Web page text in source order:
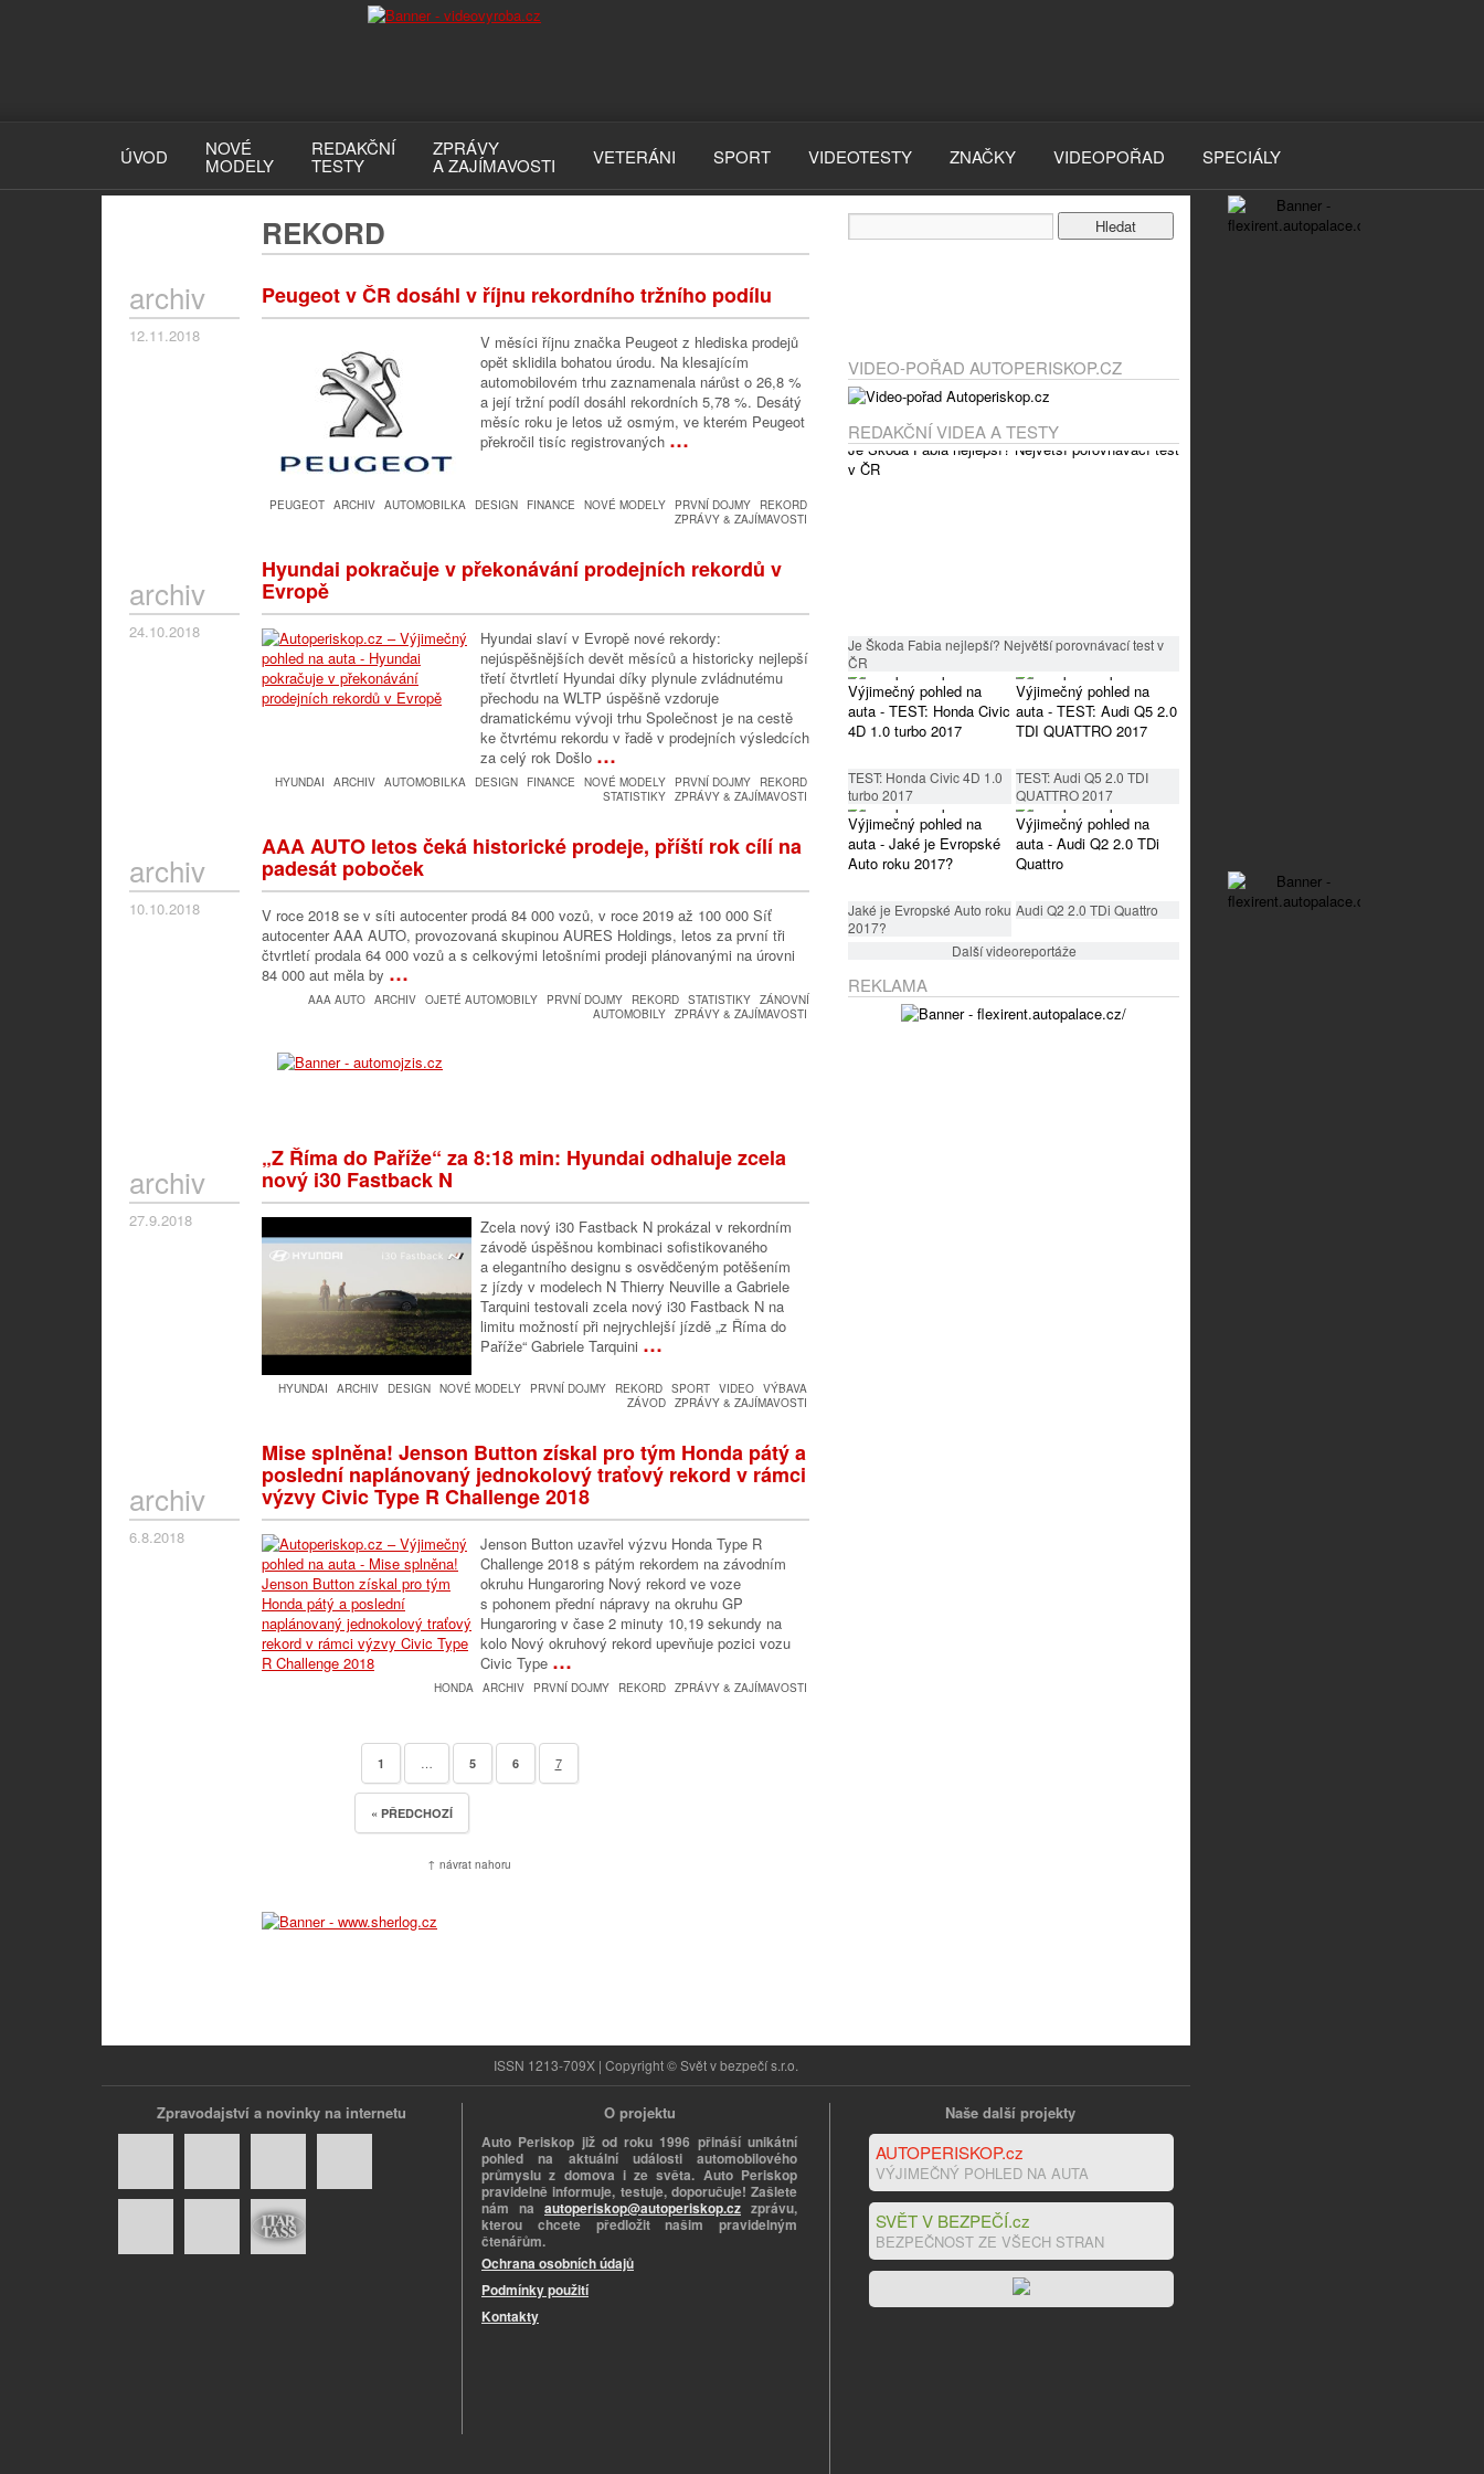
ÚVOD NOVÉ
MODELY
REDAKČNÍ
TESTY
ZPRÁVY
A ZAJÍMAVOSTI VETERÁNI SPORT VIDEOTESTY ZNAČKY VIDEOPOŘAD SPECIÁLY
REKORD
Peugeot v ČR dosáhl v říjnu rekordního tržního podílu
archiv
12.11.2018
V měsíci říjnu značka Peugeot z hlediska prodejů
opět sklidila bohatou úrodu. Na klesajícím
automobilovém trhu zaznamenala nárůst o 26,8 %
a její tržní podíl dosáhl rekordních 5,78 %. Desátý
měsíc roku je letos už osmým, ve kterém Peugeot
překročil tisíc registrovaných …
PEUGEOT ARCHIV AUTOMOBILKA DESIGN FINANCE NOVÉ MODELY PRVNÍ DOJMY
REKORD
ZPRÁVY & ZAJÍMAVOSTI
Hyundai pokračuje v překonávání prodejních rekordů v
Evropě
archiv
24.10.2018
Hyundai slaví v Evropě nové rekordy:
nejúspěšnějších devět měsíců a historicky nejlepší
třetí čtvrtletí Hyundai díky plynule zvládnutému
přechodu na WLTP úspěšně vzdoruje
dramatickému vývoji trhu Společnost je na cestě
ke čtvrtému rekordu v řadě v prodejních výsledcích
za celý rok Došlo …
HYUNDAI ARCHIV AUTOMOBILKA DESIGN FINANCE NOVÉ MODELY PRVNÍ DOJMY
REKORD
STATISTIKY ZPRÁVY & ZAJÍMAVOSTI
AAA AUTO letos čeká historické prodeje, příští rok cílí na
padesát poboček
archiv
10.10.2018
V roce 2018 se v síti autocenter prodá 84 000 vozů, v roce 2019 až 100 000 Síť
autocenter AAA AUTO, provozovaná skupinou AURES Holdings, letos za první tři
čtvrtletí prodala 64 000 vozů a s celkovými letošními prodeji plánovanými na úrovni
84 000 aut měla by …
AAA AUTO ARCHIV OJETÉ AUTOMOBILY PRVNÍ DOJMY REKORD STATISTIKY ZÁNOVNÍ
AUTOMOBILY ZPRÁVY & ZAJÍMAVOSTI
„Z Říma do Paříže“ za 8:18 min: Hyundai odhaluje zcela
nový i30 Fastback N
archiv
27.9.2018
Zcela nový i30 Fastback N prokázal v rekordním
závodě úspěšnou kombinaci sofistikovaného
a elegantního designu s osvědčeným potěšením
z jízdy v modelech N Thierry Neuville a Gabriele
Tarquini testovali zcela nový i30 Fastback N na
limitu možností při nejrychlejší jízdě „z Říma do
Paříže“ Gabriele Tarquini …
HYUNDAI ARCHIV DESIGN NOVÉ MODELY PRVNÍ DOJMY REKORD SPORT VIDEO VÝBAVA
ZÁVOD ZPRÁVY & ZAJÍMAVOSTI
Mise splněna! Jenson Button získal pro tým Honda pátý a
poslední naplánovaný jednokolový traťový rekord v rámci
výzvy Civic Type R Challenge 2018
archiv
6.8.2018
Jenson Button uzavřel výzvu Honda Type R
Challenge 2018 s pátým rekordem na závodním
okruhu Hungaroring Nový rekord ve voze
s pohonem přední nápravy na okruhu GP
Hungaroring v čase 2 minuty 10,19 sekundy na
kolo Nový okruhový rekord upevňuje pozici vozu
Civic Type …
HONDA ARCHIV PRVNÍ DOJMY REKORD ZPRÁVY & ZAJÍMAVOSTI
« PŘEDCHOZÍ
1 … 5 6 7
↑ návrat nahoru
VIDEO-POŘAD AUTOPERISKOP.CZ
REDAKČNÍ VIDEA A TESTY
Je Škoda Fabia nejlepší? Největší porovnávací test v
ČR
TEST: Honda Civic 4D 1.0
turbo 2017
TEST: Audi Q5 2.0 TDI
QUATTRO 2017
Jaké je Evropské Auto roku
2017?
Audi Q2 2.0 TDi Quattro
Další videoreportáže
REKLAMA
ISSN 1213-709X | Copyright © Svět v bezpečí s.r.o.
Zpravodajství a novinky na internetu Naše další projekty
AUTOPERISKOP.cz
VÝJIMEČNÝ POHLED NA AUTA
SVĚT V BEZPEČÍ.cz
BEZPEČNOST ZE VŠECH STRAN
O projektu
Auto Periskop již od roku 1996 přináší unikátní
pohled na aktuální události automobilového
průmyslu z domova i ze světa. Auto Periskop
pravidelně informuje, testuje, doporučuje! Zašlete
nám na autoperiskop@autoperiskop.cz zprávu,
kterou chcete předložit našim pravidelným
čtenářům.
Ochrana osobních údajů
Podmínky použití
Kontakty